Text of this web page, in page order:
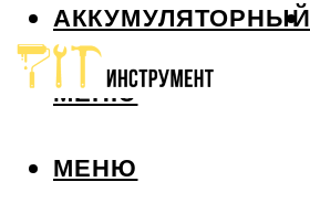
АККУМУЛЯТОРНЫЙ
МЕНЮ
МЕНЮ